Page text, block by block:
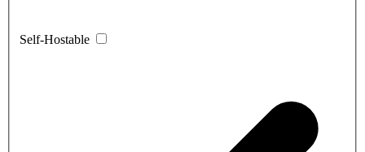
Self-Hostable